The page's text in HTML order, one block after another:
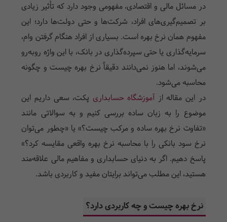
در مسائل مالی و اقتصادی، مفهومی وجود دارد که تأثیر زیادی
بر تصمیم‌گیری‌های افراد، شرکت‌ها و حتی دولت‌ها دارد؛ این
مفهوم همان نرخ بهره است. بسیاری از افراد هنگام گرفتن وام،
سرمایه‌گذاری یا حتی سپرده‌گذاری در بانک، با این واژه روبه‌رو
می‌شوند، اما هنوز نمی‌دانند دقیقاً نرخ بهره چیست و چگونه
محاسبه می‌شود.
در این مقاله از آموزشگاه حسابداری پکت، سعی داریم این
موضوع را به زبان ساده بررسی کنیم و به سوالاتی مانند
«تفاوت نرخ بهره ساده و مرکب چیست؟» یا «چطور می‌توان
نرخ سود بانکی را با محاسبه نرخ بهره واقعی مقایسه کرد؟»
پاسخ دهیم. اگر به دنیای حسابداری و مفاهیم مالی علاقه‌مند
هستید، این مطلب می‌تواند برایتان مفید و کاربردی باشد.
نرخ بهره چیست و چه کاربردی دارد؟